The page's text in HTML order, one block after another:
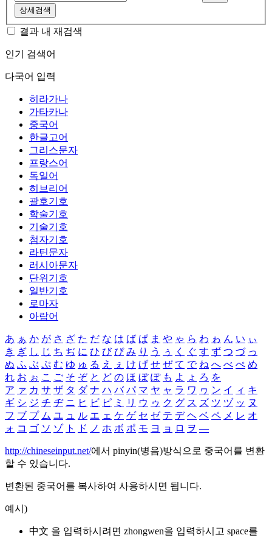
상세검색
결과 내 재검색
인기 검색어
다국어 입력
히라가나
가타카나
중국어
한글고어
그리스문자
프랑스어
독일어
히브리어
괄호기호
학술기호
기술기호
첨자기호
라틴문자
러시아문자
단위기호
일반기호
로마자
아랍어
あ ぁ か が さ ざ た だ な は ば ぱ ま や ゃ ら わ ゎ ん い ぃ
き ぎ し じ ち ぢ に ひ び ぴ み り う ぅ く ぐ す ず つ づ っ
ぬ ふ ぶ ぷ む ゆ ゅ る え ぇ け げ せ ぜ て で ね へ べ ぺ め
れ お ぉ こ ご そ ぞ と ど の ほ ぼ ぽ も よ ょ ろ を
ア ァ カ サ ザ タ ダ ナ ハ バ パ マ ヤ ャ ラ ワ ヮ ン イ ィ キ
ギ シ ジ チ ヂ ニ ヒ ビ ピ ミ リ ウ ゥ ク グ ス ズ ツ ヅ ッ ヌ
フ ブ プ ム ユ ュ ル エ ェ ケ ゲ セ ゼ テ デ ヘ ベ ペ メ レ オ
ォ コ ゴ ソ ゾ ト ド ノ ホ ボ ポ モ ヨ ョ ロ ヲ ―
http://chineseinput.net/에서 pinyin(병음)방식으로 중국어를 변환
할 수 있습니다.
변환된 중국어를 복사하여 사용하시면 됩니다.
예시)
中文 을 입력하시려면 zhongwen을 입력하시고 space를